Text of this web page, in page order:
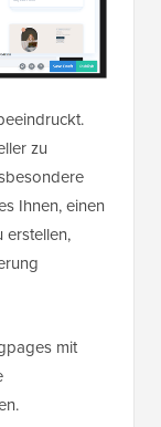
zu
Ihnen, einen
erstellen,
mit